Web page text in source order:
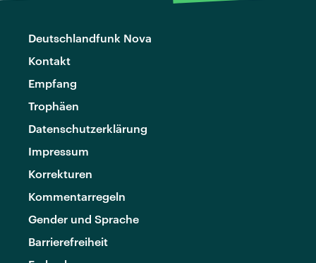
Deutschlandfunk Nova
Kontakt
Empfang
Trophäen
Datenschutzerklärung
Impressum
Korrekturen
Kommentarregeln
Gender und Sprache
Barrierefreiheit